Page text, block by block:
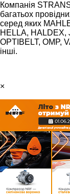
Компанія
багатьох
серед яких
HELLA, HALDEX,
OPTIBELT, OMP,
інші.
×